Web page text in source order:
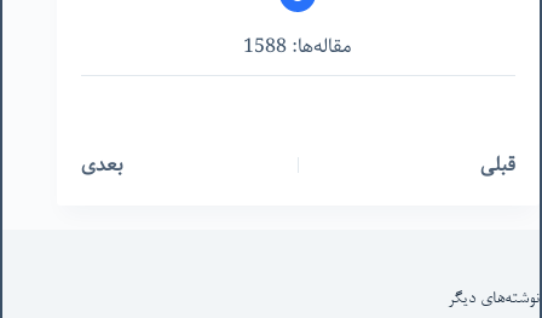
مقاله‌ها: 1588
قبلی بعدی
نوشته‌های‌ دیگر